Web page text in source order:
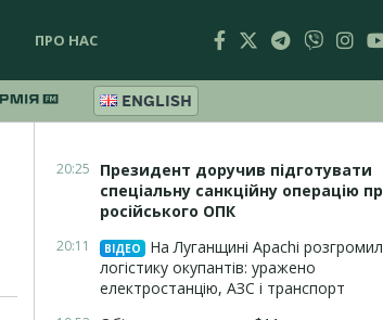
ПРО НАС
ENGLISH
20:25
Президент доручив підготувати
спеціальну санкційну операцію
російського ОПК
20:11 ВІДЕО
На Луганщині Apachi
логістику окупантів: уражено
електростанцію, АЗС і транспорт